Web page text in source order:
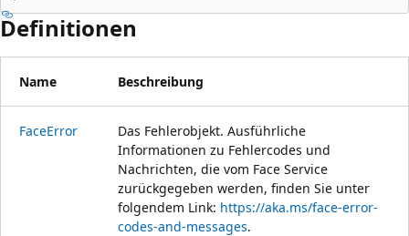
Definitionen
Name Beschreibung
FaceError
Das Fehlerobjekt. Ausführliche
Informationen zu Fehlercodes und
Nachrichten, die vom Face Service
zurückgegeben werden, finden Sie unter
folgendem Link: https://aka.ms/face-error-
codes-and-messages.